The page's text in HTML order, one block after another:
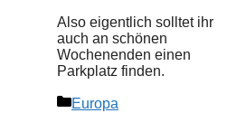
Also eigentlich solltet ihr
auch an schönen
Wochenenden einen
Parkplatz finden.
Kategorien
Europa